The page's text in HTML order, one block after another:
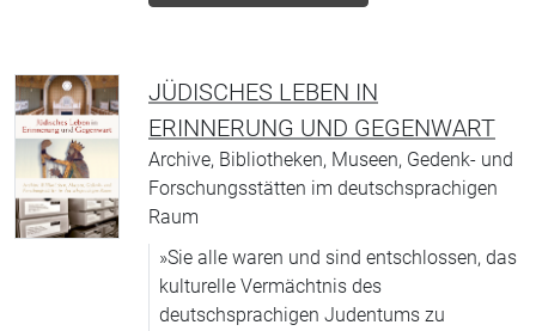
JÜDISCHES LEBEN IN
ERINNERUNG UND GEGENWART
Archive, Bibliotheken, Museen, Gedenk- und
Forschungsstätten im deutschsprachigen
Raum
»Sie alle waren und sind entschlossen, das
kulturelle Vermächtnis des
deutschsprachigen Judentums zu